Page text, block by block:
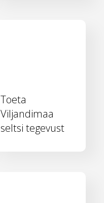
Toeta
Viljandimaa
seltsi tegevust